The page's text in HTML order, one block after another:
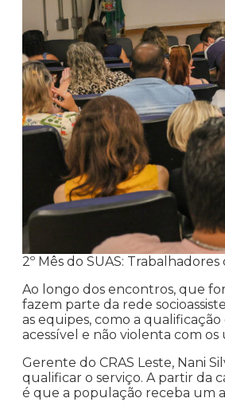
2º Mês do SUAS:
Ao longo dos encontros, que
fazem parte da rede
as equipes, como a
acessível e não violenta com
Gerente do CRAS Leste, Nani
qualificar o serviço. A partir da
é que a população receba um